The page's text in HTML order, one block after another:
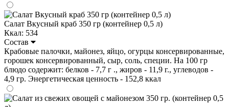
Салат Вкусный краб 350 гр (контейнер 0,5 л)
Ккал: 534
Состав
Крабовые палочки, майонез, яйцо, огурцы консервированные,
горошек консервированный, сыр, соль, специи. На 100 гр
блюдо содержит: белков - 7,7 г ., жиров - 11,9 г., углеводов -
4,9 гр. Энергетическая ценность - 152,8 ккал